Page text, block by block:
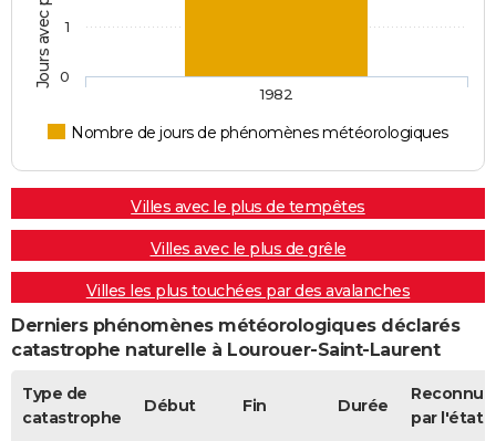
Nombre de jours de phénomènes météorologiques
1982
0
1
Villes avec le plus de tempêtes
Villes avec le plus de grêle
Villes les plus touchées par des avalanches
Derniers phénomènes météorologiques déclarés
catastrophe naturelle à Lourouer-Saint-Laurent
Type de
catastrophe
Début Fin Durée
Reconnue
par l'état